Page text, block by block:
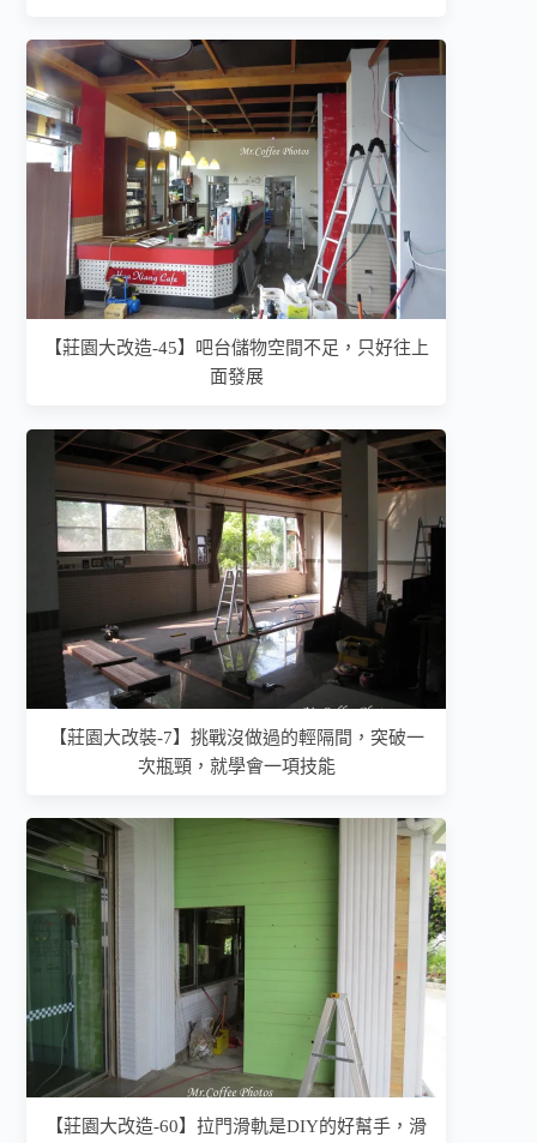
【莊園大改造-45】吧台儲物空間不足，只好往上
面發展
【莊園大改裝-7】挑戰沒做過的輕隔間，突破一
次瓶頸，就學會一項技能
【莊園大改造-60】拉門滑軌是DIY的好幫手，滑